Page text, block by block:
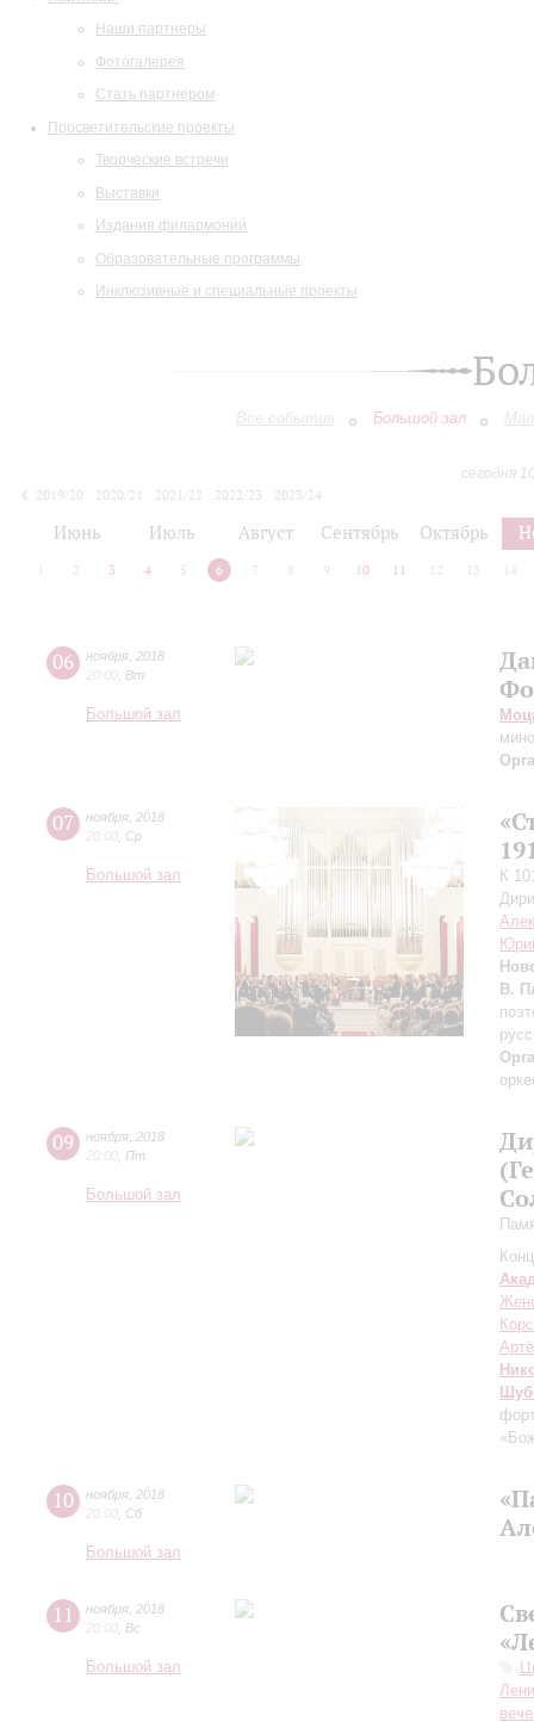
Наши партнеры
Фотогалерея
Стать партнером
Просветительские проекты
Творческие встречи
Выставки
Издания филармонии
Образовательные программы
Инклюзивные и специальные проекты
Все события Большой зал
сегодня
2019/20
2020/21 2021/22 2022/23
2023/24
Июнь Июль Август Сентябрь Октябрь
2 3 4 5 6 7 8 9 10 11 12 13 14
06 ноября 2018
20:00 Вт
Большой зал
07 ноября 2018
20:00 Ср
Большой зал
К
В.
09 ноября 2018
20:00 Пт
Большой зал
10 ноября 2018
20:00 Сб
Большой зал
11 ноября 2018
20:00 Вс
Большой зал